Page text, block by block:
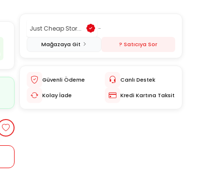
Just Cheap Stor... -
Mağazaya Git ? Satıcıya Sor
Güvenli Ödeme
Canlı Destek
Kolay İade
Kredi Kartına Taksit